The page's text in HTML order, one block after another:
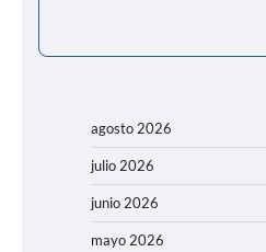
agosto 2026
julio 2026
junio 2026
mayo 2026